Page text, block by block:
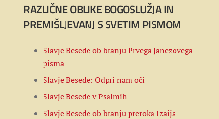
RAZLIČNE OBLIKE BOGOSLUŽJA IN
PREMIŠLJEVANJ S SVETIM PISMOM
Slavje Besede ob branju Prvega Janezovega
pisma
Slavje Besede: Odpri nam oči
Slavje Besede v Psalmih
Slavje Besede ob branju preroka Izaija